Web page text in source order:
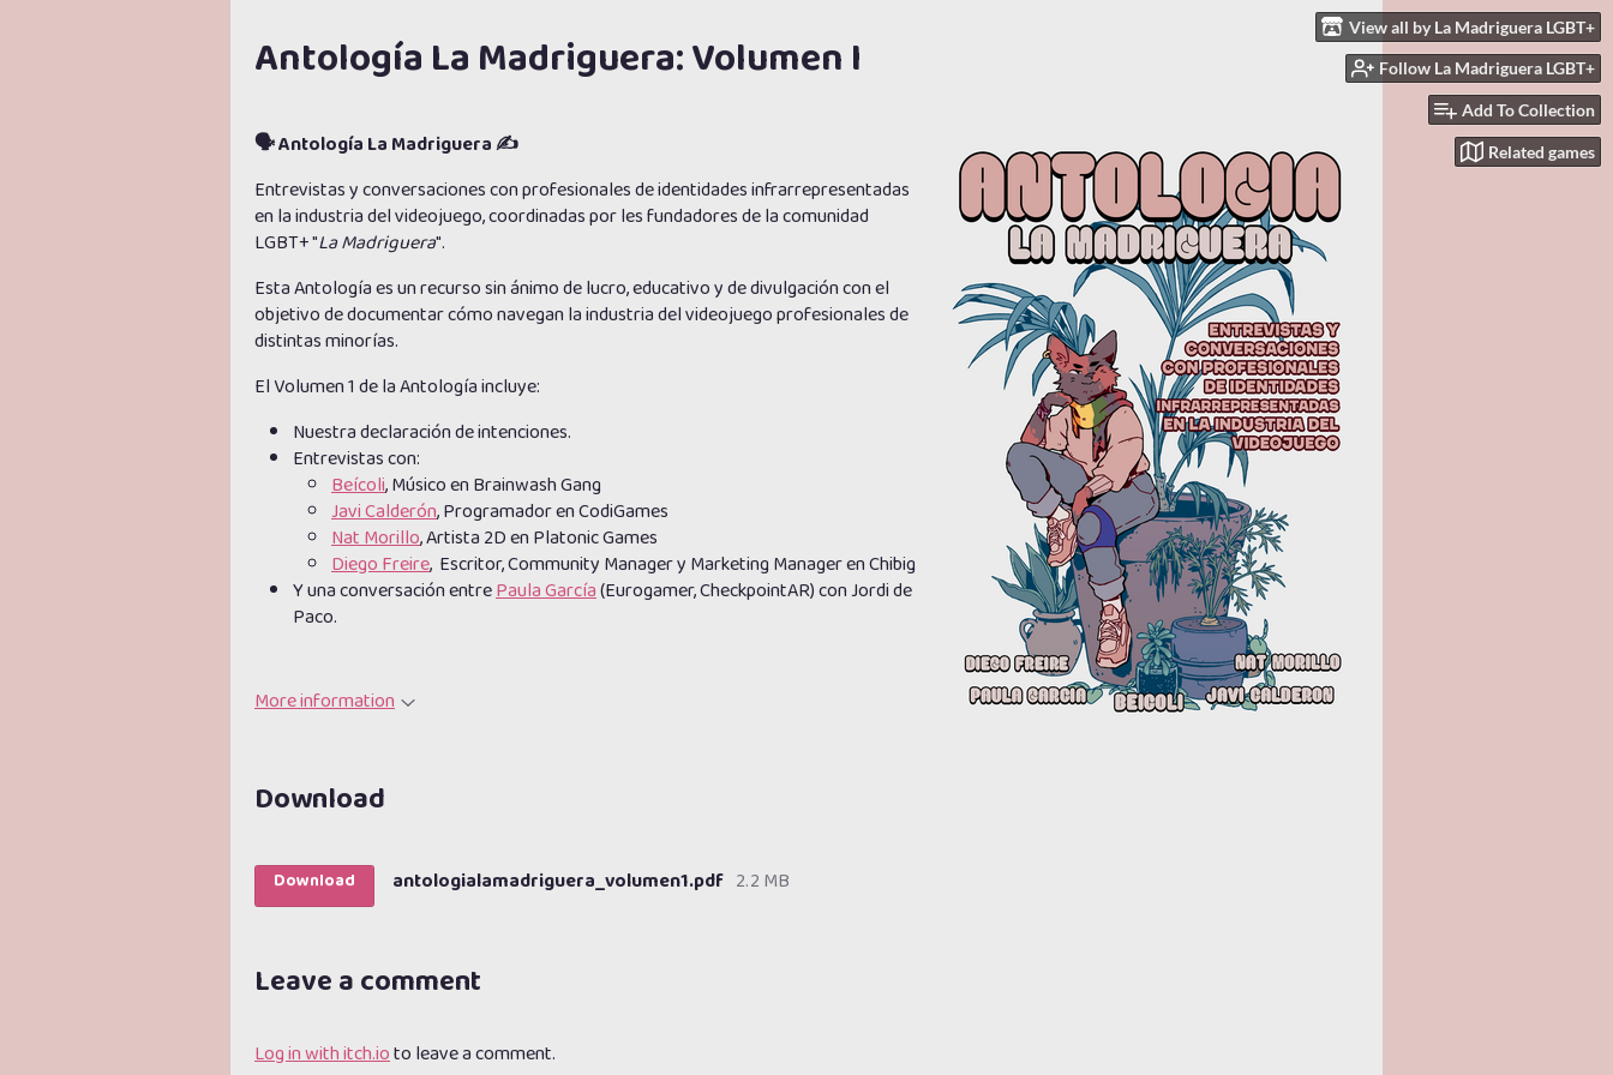
View all by La Madriguera LGBT+
Follow La Madriguera LGBT+
Add To Collection
Related games
Antología La Madriguera: Volumen I
🗣 Antología La Madriguera ✍️
Entrevistas y conversaciones con profesionales de identidades infrarrepresentadas
en la industria del videojuego, coordinadas por les fundadores de la comunidad
LGBT+ "La Madriguera".
Esta Antología es un recurso sin ánimo de lucro, educativo y de divulgación con el
objetivo de documentar cómo navegan la industria del videojuego profesionales de
distintas minorías.
El Volumen 1 de la Antología incluye:
Nuestra declaración de intenciones.
Entrevistas con:
Beícoli, Músico en Brainwash Gang
Javi Calderón, Programador en CodiGames
Nat Morillo, Artista 2D en Platonic Games
Diego Freire, Escritor, Community Manager y Marketing Manager en Chibig
Y una conversación entrePaula García(Eurogamer, CheckpointAR) con Jordi de
Paco.
More information
Download
Download antologialamadriguera_volumen1.pdf 2.2 MB
Leave a comment
Log in with itch.ioto leave a comment.